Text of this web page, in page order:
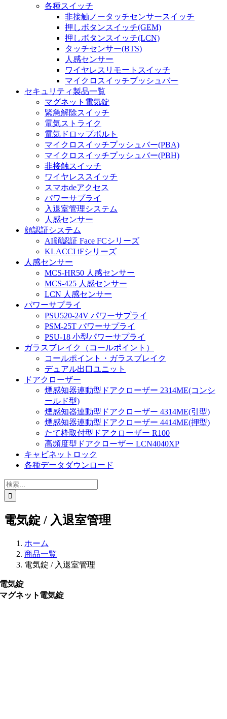
各種スイッチ
非接触ノータッチセンサースイッチ
押しボタンスイッチ(GEM)
押しボタンスイッチ(LCN)
タッチセンサー(BTS)
人感センサー
ワイヤレスリモートスイッチ
マイクロスイッチプッシュバー
セキュリティ製品一覧
マグネット電気錠
緊急解除スイッチ
電気ストライク
電気ドロップボルト
マイクロスイッチプッシュバー(PBA)
マイクロスイッチプッシュバー(PBH)
非接触スイッチ
ワイヤレススイッチ
スマホdeアクセス
パワーサプライ
入退室管理システム
人感センサー
顔認証システム
AI顔認証 Face FCシリーズ
KLACCI iFシリーズ
人感センサー
MCS-HR50 人感センサー
MCS-425 人感センサー
LCN 人感センサー
パワーサプライ
PSU520-24V パワーサプライ
PSM-25T パワーサプライ
PSU-18 小型パワーサプライ
ガラスブレイク（コールポイント）
コールポイント・ガラスブレイク
デュアル出口ユニット
ドアクローザー
煙感知器連動型ドアクローザー 2314ME(コンシ
ールド型)
煙感知器連動型ドアクローザー 4314ME(引型)
煙感知器連動型ドアクローザー 4414ME(押型)
たて枠取付型ドアクローザー R100
高頻度型ドアクローザー LCN4040XP
キャビネットロック
各種データダウンロード
検
索
…
電気錠 / 入退室管理
ホーム
商品一覧
電気錠 / 入退室管理
電気錠
マグネット電気錠